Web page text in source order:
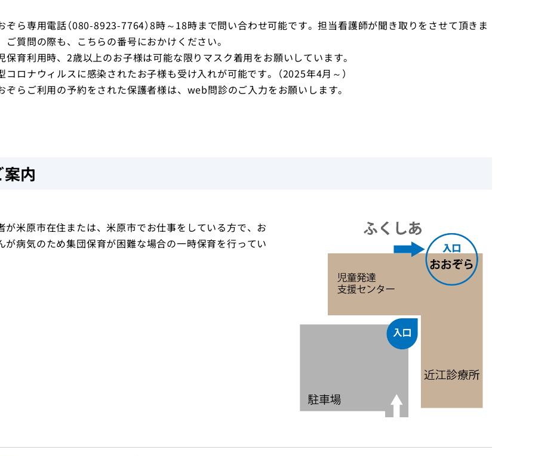
ぞら専用電話（080-8923-7764）8時～18時まで問い合わせ可能です。担当看護師が聞き取りをさせて頂きま
ご質問の際も、こちらの番号におかけください。
保育利用時、2歳以上のお子様は可能な限りマスク着用をお願いしています。
コロナウィルスに感染されたお子様も受け入れが可能です。（2025年4月～）
ぞらご利用の予約をされた保護者様は、web問診のご入力をお願いします。
内
が米原市在住または、米原市でお仕事をしている方で、お
が病気のため集団保育が困難な場合の一時保育を行ってい